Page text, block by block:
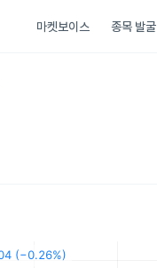
마켓보이스 종목 발굴